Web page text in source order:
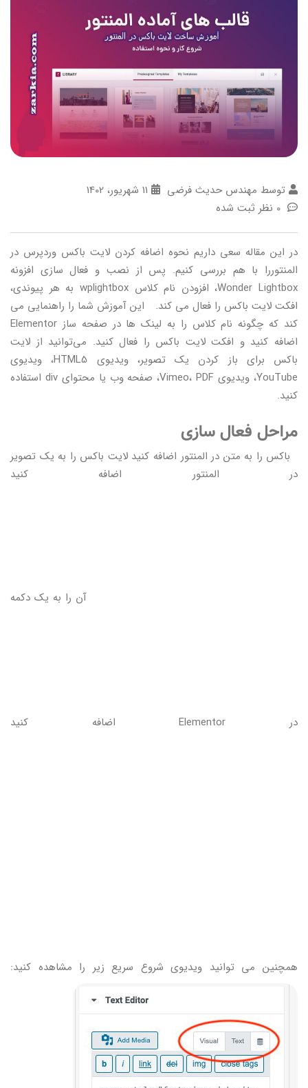
توسط مهندس حدیث فرضی
11 شهریور، 1402
در این مقاله سعی داریم نحوه اضافه کردن لایت باکس وردپرس در
المنتوررا با هم بررسی کنیم. پس از نصب و فعال سازی افزونه
Wonder Lightbox، افزودن نام کلاس wplightbox به هر پیوندی،
افکت لایت باکس را فعال می کند. این آموزش شما را راهنمایی می
کند که چگونه نام کلاس را به لینک ها در صفحه ساز Elementor
اضافه کنید و افکت لایت باکس را فعال کنید. می‌توانید از لایت
باکس برای باز کردن یک تصویر، ویدیوی HTML5، ویدیوی
YouTube، ویدیوی Vimeo، PDF، صفحه وب یا محتوای div استفاده
کنید.
مراحل فعال سازی
باکس را به متن در المنتور اضافه کنید لایت باکس را به یک تصویر
در المنتور اضافه کنید
آن را به یک دکمه
در Elementor اضافه کنید
همچنین می توانید ویدیوی شروع سریع زیر را مشاهده کنید: